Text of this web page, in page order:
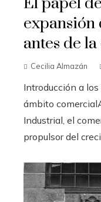
expansión
antes de
Cecilia Almazán
Introducción a
ámbito
Industrial, el
propulsor del